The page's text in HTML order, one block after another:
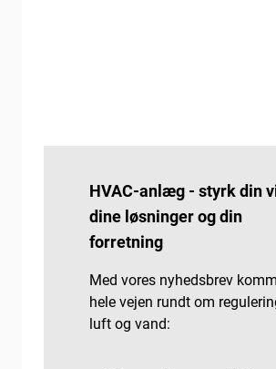
HVAC-anlæg - styrk din
dine løsninger og din
forretning
Med vores nyhedsbrev
hele vejen rundt om
luft og vand: